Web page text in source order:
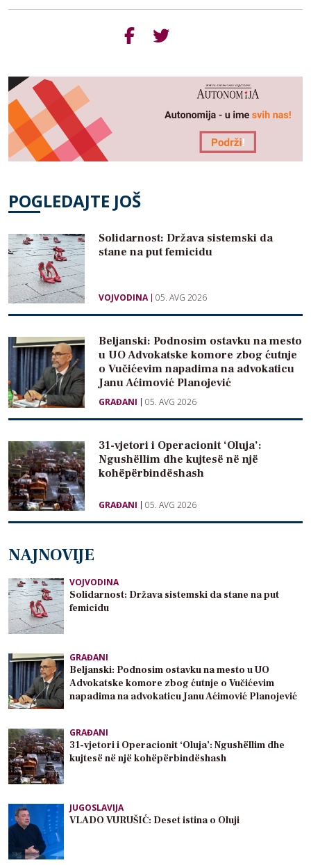
POGLEDAJTE JOŠ
Solidarnost: Država sistemski da
stane na put femicidu
VOJVODINA 05. AVG 2026
Beljanski: Podnosim ostavku na mesto
u UO Advokatske komore zbog ćutnje
o Vučićevim napadima na advokaticu
Janu Aćimović Planojević
GRAĐANI 05. AVG 2026
31-vjetori i Operacionit ‘Oluja’:
Ngushëllim dhe kujtesë në një
kohëpërbindëshash
GRAĐANI 05. AVG 2026
NAJNOVIJE
VOJVODINA
Solidarnost: Država sistemski da stane na put
femicidu
GRAĐANI
Beljanski: Podnosim ostavku na mesto u UO
Advokatske komore zbog ćutnje o Vučićevim
napadima na advokaticu Janu Aćimović Planojević
GRAĐANI
31-vjetori i Operacionit ‘Oluja’: Ngushëllim dhe
kujtesë në një kohëpërbindëshash
JUGOSLAVIJA
VLADO VURUŠIĆ: Deset istina o Oluji